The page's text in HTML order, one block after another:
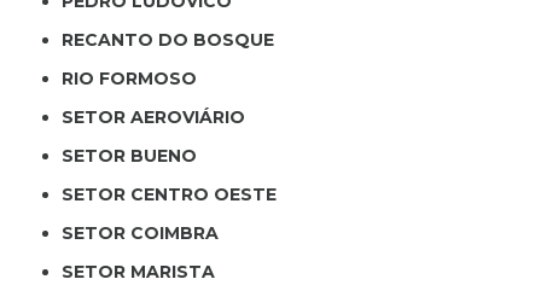
RECANTO DO BOSQUE
RIO FORMOSO
SETOR AEROVIÁRIO
SETOR BUENO
SETOR CENTRO OESTE
SETOR COIMBRA
SETOR MARISTA